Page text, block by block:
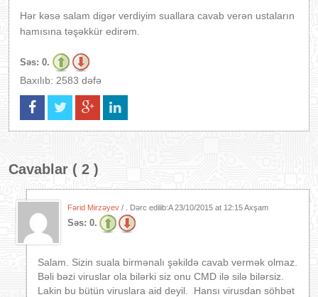
Hər kəsə salam digər verdiyim suallara cavab verən ustaların
hamısına təşəkkür edirəm.
Səs: 0.
Baxılıb: 2583 dəfə
Cavablar ( 2 )
Fərid Mirzəyev / . Dərc edilib:A23/10/2015 at 12:15 Axşam
Səs: 0.
Salam. Sizin suala birmənalı şəkildə cavab vermək olmaz.
Bəli bəzi viruslar ola bilərki siz onu CMD ilə silə bilərsiz.
Lakin bu bütün viruslara aid deyil. Hansı virusdan söhbət